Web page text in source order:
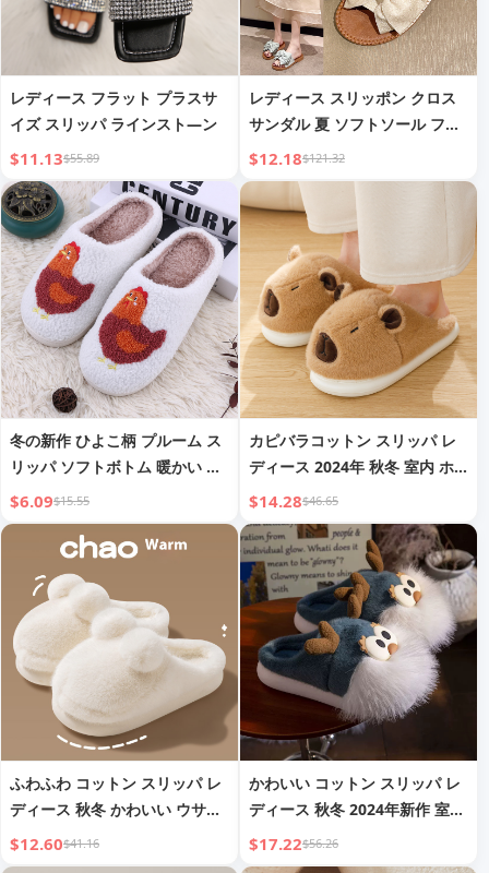
レディース フラット プラスサ
イズ スリッパ ラインスト—ン
$11.13$55.89
レディース スリッポン クロス
サンダル 夏 ソフトソール フラ
ットヒール リボン
$12.18$121.32
冬の新作 ひよこ柄 プルーム ス
リッパ ソフトボトム 暖かい ホ
ームコットン スリッパ クロー
ズドトゥ フラットヒール イン
ドアスリッパ
$6.09$15.55
カピバラコットン スリッパ レ
ディース 2024年 秋冬 室内 ホ
ーム 厚底 プラッシュ 暖かい ノ
ンスリップ キャラクター かわ
いい コットン スリッパ
$14.28$46.65
ふわふわ コットン スリッパ レ
ディース 秋冬 かわいい ウサギ
室内 ホーム プラッシュ 厚手 ヘ
ッドカバー付き EVA ノンスリ
$12.60$41.16
かわいい コットン スリッパ レ
ディース 秋冬 2024年新作 室内
ホーム キャラクター 大きな
bearded dragon 暖かい プラ
$17.22$56.26